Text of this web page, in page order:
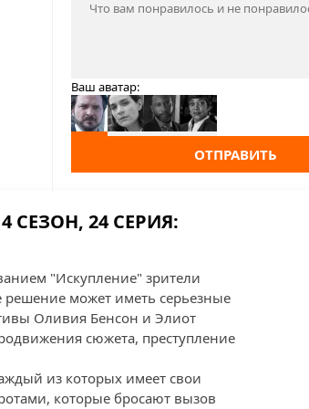
Ваш аватар:
ОТПРАВИТЬ
24 СЕРИЯ:
"Искупление" зрители
решение может иметь серьезные
Оливия Бенсон и Элиот
сюжета, преступление
из которых имеет свои
которые бросают вызов